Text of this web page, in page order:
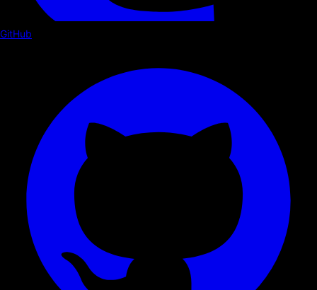
GitHub